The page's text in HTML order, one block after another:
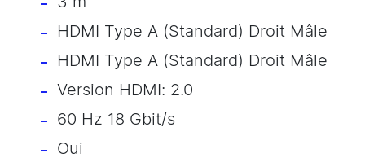
HDMI Type A (Standard) Droit Mâle
HDMI Type A (Standard) Droit Mâle
Version HDMI: 2.0
60 Hz 18 Gbit/s
Oui